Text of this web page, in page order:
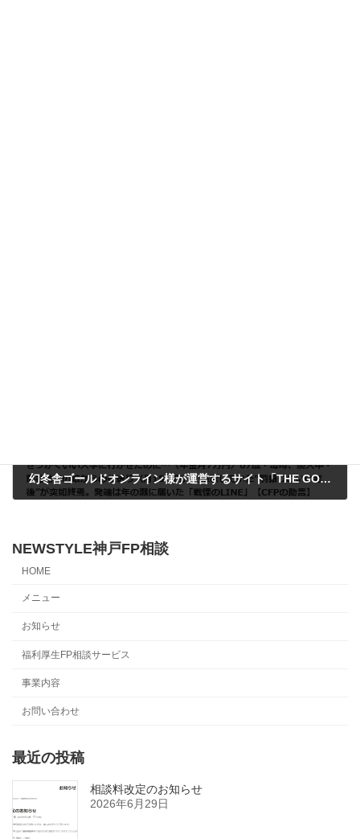
幻冬舎ゴールドオンライン様が運営するサイト「THE GOLD60」で記事を執筆させていただきました。
NEWSTYLE神戸FP相談
HOME
メニュー
お知らせ
福利厚生FP相談サービス
事業内容
お問い合わせ
最近の投稿
相談料改定のお知らせ
2026年6月29日